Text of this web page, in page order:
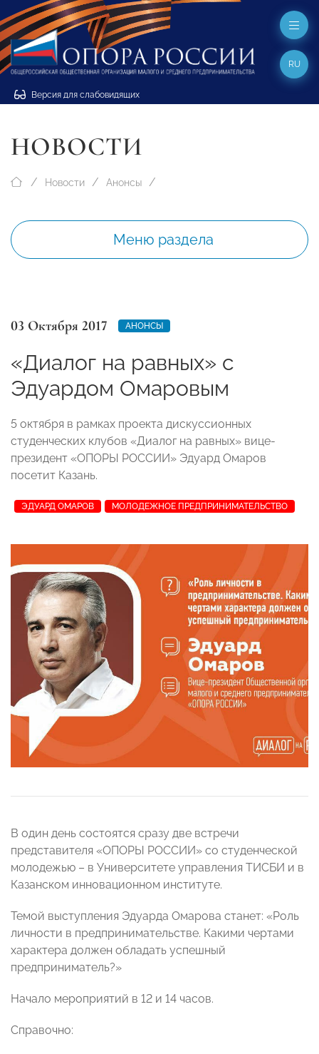
Версия для слабовидящих
RU
НОВОСТИ
Новости Анонсы
Меню раздела
03 Октября 2017 АНОНСЫ
«Диалог на равных» с
Эдуардом Омаровым
5 октября в рамках проекта дискуссионных
студенческих клубов «Диалог на равных» вице-
президент «ОПОРЫ РОССИИ» Эдуард Омаров
посетит Казань.
ЭДУАРД ОМАРОВ МОЛОДЕЖНОЕ ПРЕДПРИНИМАТЕЛЬСТВО
В один день состоятся сразу две встречи
представителя «ОПОРЫ РОССИИ» со студенческой
молодежью – в Университете управления ТИСБИ и в
Казанском инновационном институте.
Темой выступления Эдуарда Омарова станет: «Роль
личности в предпринимательстве. Какими чертами
характера должен обладать успешный
предприниматель?»
Начало мероприятий в 12 и 14 часов.
Справочно: